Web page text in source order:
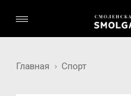
Главная Спорт